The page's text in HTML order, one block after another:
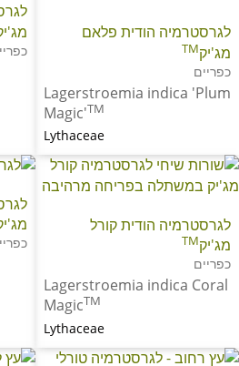
לגרסטרמיה הודית פלאם
מג'יקTM
כפריים
Lagerstroemia indica 'Plum
Magic'TM
Lythaceae
לגרסטרמיה הודית קורל
מג'יקTM
כפריים
Lagerstroemia indica Coral
MagicTM
Lythaceae